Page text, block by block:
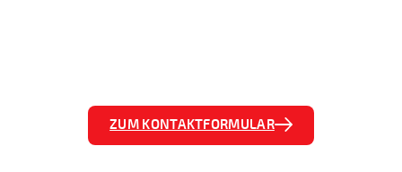
ZUM KONTAKTFORMULAR